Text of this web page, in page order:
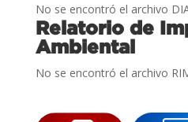
No se encontró el archivo
Relatorio de
Ambiental
No se encontró el archivo